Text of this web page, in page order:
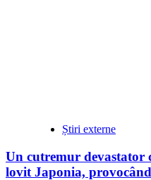
Știri externe
Un cutremur devastator
lovit Japonia,